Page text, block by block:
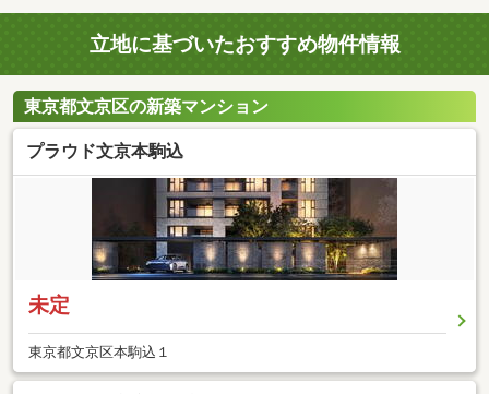
立地に基づいたおすすめ物件情報
東京都文京区の新築マンション
プラウド文京本駒込
未定
東京都文京区本駒込１